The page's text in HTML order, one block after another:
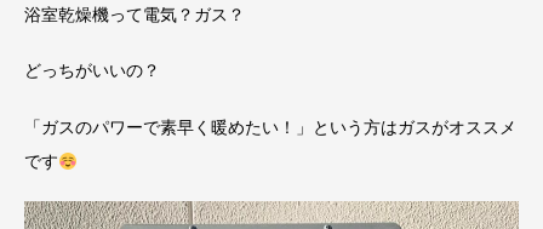
浴室乾燥機って電気？ガス？
どっちがいいの？
「ガスのパワーで素早く暖めたい！」という方はガスがオススメ
です